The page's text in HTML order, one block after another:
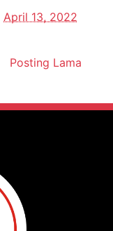
April 13, 2022
Posting Lama